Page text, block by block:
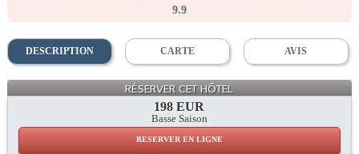
9.9
DESCRIPTION CARTE AVIS
RÉSERVER CET HÔTEL
198 EUR
Basse Saison
RESERVER EN LIGNE